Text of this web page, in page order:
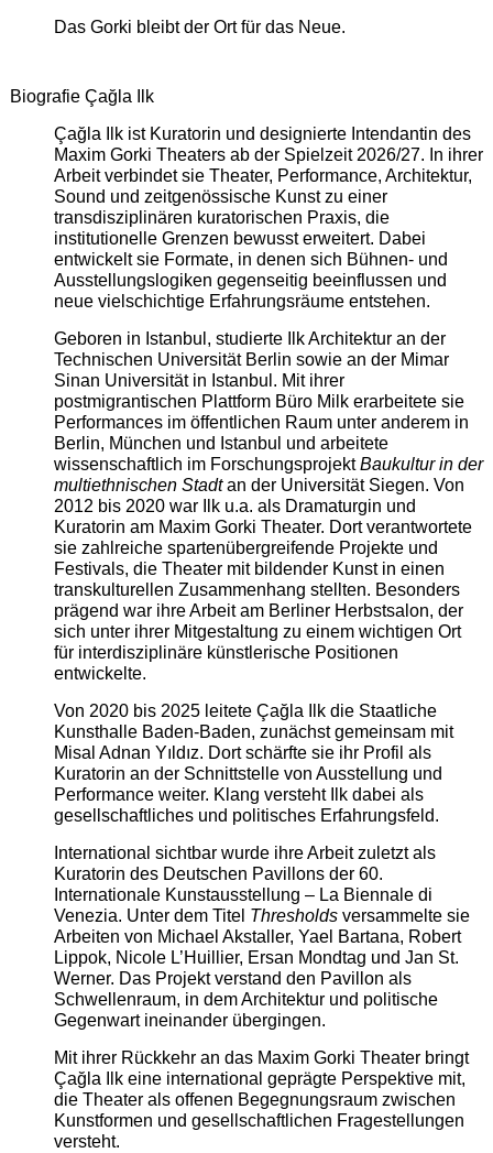
Das Gorki bleibt der Ort für das Neue.
Biografie Çağla Ilk
Çağla Ilk ist Kuratorin und designierte Intendantin des
Maxim Gorki Theaters ab der Spielzeit 2026/27. In ihrer
Arbeit verbindet sie Theater, Performance, Architektur,
Sound und zeitgenössische Kunst zu einer
transdisziplinären kuratorischen Praxis, die
institutionelle Grenzen bewusst erweitert. Dabei
entwickelt sie Formate, in denen sich Bühnen- und
Ausstellungslogiken gegenseitig beeinflussen und
neue vielschichtige Erfahrungsräume entstehen.
Geboren in Istanbul, studierte Ilk Architektur an der
Technischen Universität Berlin sowie an der Mimar
Sinan Universität in Istanbul. Mit ihrer
postmigrantischen Plattform Büro Milk erarbeitete sie
Performances im öffentlichen Raum unter anderem in
Berlin, München und Istanbul und arbeitete
wissenschaftlich im ForschungsprojektBaukultur in der
multiethnischen Stadtan der Universität Siegen. Von
2012 bis 2020 war Ilk u.a. als Dramaturgin und
Kuratorin am Maxim Gorki Theater. Dort verantwortete
sie zahlreiche spartenübergreifende Projekte und
Festivals, die Theater mit bildender Kunst in einen
transkulturellen Zusammenhang stellten. Besonders
prägend war ihre Arbeit am Berliner Herbstsalon, der
sich unter ihrer Mitgestaltung zu einem wichtigen Ort
für interdisziplinäre künstlerische Positionen
entwickelte.
Von 2020 bis 2025 leitete Çağla Ilk die Staatliche
Kunsthalle Baden-Baden, zunächst gemeinsam mit
Misal Adnan Yıldız. Dort schärfte sie ihr Profil als
Kuratorin an der Schnittstelle von Ausstellung und
Performance weiter. Klang versteht Ilk dabei als
gesellschaftliches und politisches Erfahrungsfeld.
International sichtbar wurde ihre Arbeit zuletzt als
Kuratorin des Deutschen Pavillons der 60.
Internationale Kunstausstellung – La Biennale di
Venezia. Unter dem Titel Thresholdsversammelte sie
Arbeiten von Michael Akstaller, Yael Bartana, Robert
Lippok, Nicole L’Huillier, Ersan Mondtag und Jan St.
Werner. Das Projekt verstand den Pavillon als
Schwellenraum, in dem Architektur und politische
Gegenwart ineinander übergingen.
Mit ihrer Rückkehr an das Maxim Gorki Theater bringt
Çağla Ilk eine international geprägte Perspektive mit,
die Theater als offenen Begegnungsraum zwischen
Kunstformen und gesellschaftlichen Fragestellungen
versteht.